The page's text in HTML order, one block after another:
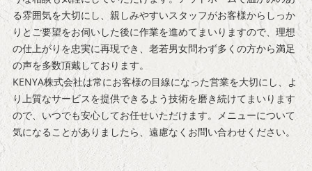
る雰囲気を大切にし、親しみやすいスタッフがお客様からしっか
りとご要望をお伺いした後に作業を進めてまいりますので、理想
の仕上がりを忠実に再現でき、老若男女問わず多くの方から満足
の声を多数頂戴しております。
KENYA株式会社は常にお客様の目線になった営業を大切にし、よ
り上質なサービスを提供できるよう技術を磨き続けてまいります
ので、いつでも安心してお任せいただけます。メニューについて
気になることがありましたら、遠慮なくお問い合わせください。